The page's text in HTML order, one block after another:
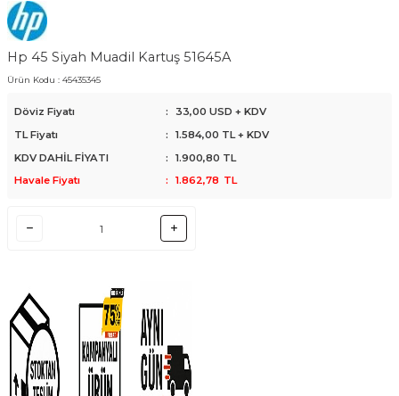
Hp 45 Siyah Muadil Kartuş 51645A
Ürün Kodu : 45435345
Döviz Fiyatı :
33,00 USD + KDV
TL Fiyatı
: 1.584,00 TL + KDV
KDV DAHİL FİYATI
: 1.900,80 TL
Havale Fiyatı
: 1.862,78 TL